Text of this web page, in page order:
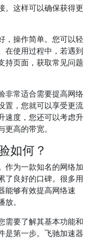
。这样可以确保获得更
，操作简单。您可以轻
在使用过程中，若遇到
持页面，获取常见问题
非常适合需要提高网络
置，您就可以享受更流
速度，您还可以考虑升
高的带宽。
如何？
作为一款知名的网络加
了良好的口碑。很多用
能够有效提高网络速
。
需要了解其基本功能和
是第一步。飞驰加速器